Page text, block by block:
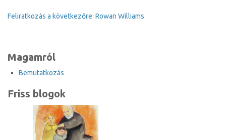
Feliratkozás a következőre: Rowan Williams
Magamról
Bemutatkozás
Friss blogok